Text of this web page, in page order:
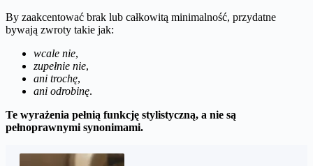
By zaakcentować brak lub całkowitą minimalność, przydatne
bywają zwroty takie jak:
wcale nie,
zupełnie nie,
ani trochę,
ani odrobinę.
Te wyrażenia pełnią funkcję stylistyczną, a nie są
pełnoprawnymi synonimami.